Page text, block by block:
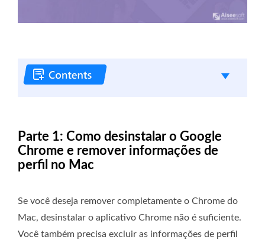
Parte 1: Como desinstalar o Google
Chrome e remover informações de
perfil no Mac
Se você deseja remover completamente o Chrome do
Mac, desinstalar o aplicativo Chrome não é suficiente.
Você também precisa excluir as informações de perfil